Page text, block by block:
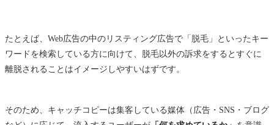
たとえば、Web広告の中のリスティング広告で「脱毛」といったキー
ワードを検索している方に向けて、脱毛以外の訴求をするとすぐに
離脱されることはイメージしやすいはずです。
そのため、キャッチコピーは集客している媒体（広告・SNS・ブログ